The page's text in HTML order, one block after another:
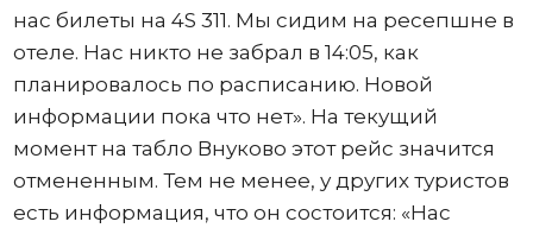
нас билеты на 4S 311. Мы сидим на ресепшне в
отеле. Нас никто не забрал в 14:05, как
планировалось по расписанию. Новой
информации пока что нет». На текущий
момент на табло Внуково этот рейс значится
отмененным. Тем не менее, у других туристов
есть информация, что он состоится: «Нас